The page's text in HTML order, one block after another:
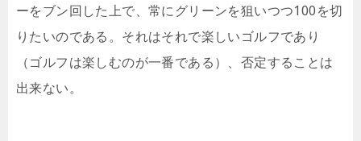
ーをブン回した上で、常にグリーンを狙いつつ100を切
りたいのである。それはそれで楽しいゴルフであり
（ゴルフは楽しむのが一番である）、否定することは
出来ない。